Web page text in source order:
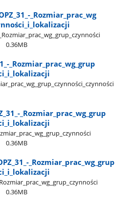
​_Rozmiar​_prac​_wg​
0.36MB
​_Rozmiar​_prac​_wg​_grup​
​_Rozmiar​_prac​_wg​_grup​
0.36MB
​_Rozmiar​_prac​_wg​_grup​
0.36MB